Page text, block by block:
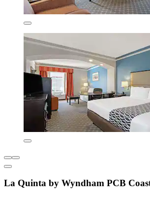
La Quinta by Wyndham PCB